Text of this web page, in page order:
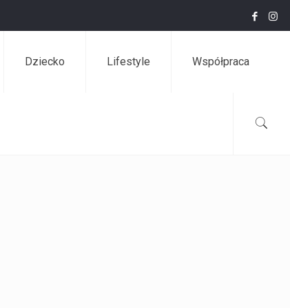
Dziecko Lifestyle Współpraca